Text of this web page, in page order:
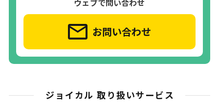
ウェブで問い合わせ
お問い合わせ
ジョイカル 取り扱いサービス